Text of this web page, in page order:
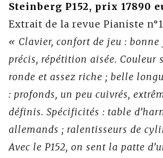
Steinberg P152, prix 17890
Extrait de la revue Pianiste
« Clavier, confort de jeu :
précis, répétition aisée. Couleur
ronde et assez riche ; belle
: profonds, un peu cuivrés,
définis. Spécificités : table
allemands ; ralentisseurs de
Avec le P152, on sent la patte